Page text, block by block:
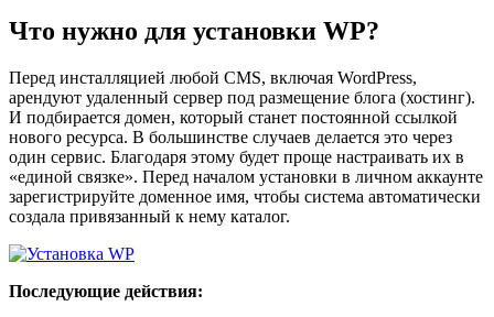
Что нужно для установки WP?
Перед инсталляцией любой CMS, включая WordPress,
арендуют удаленный сервер под размещение блога (хостинг).
И подбирается домен, который станет постоянной ссылкой
нового ресурса. В большинстве случаев делается это через
один сервис. Благодаря этому будет проще настраивать их в
«единой связке». Перед началом установки в личном аккаунте
зарегистрируйте доменное имя, чтобы система автоматически
создала привязанный к нему каталог.
Последующие действия: